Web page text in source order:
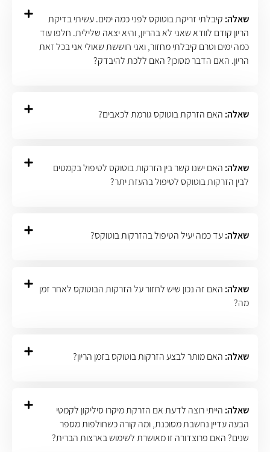
שאלה: קיבלתי זריקת בוטוקס לפני כמה ימים. עשיתי בדיקת
הריון קודם לוודא שאני לא בהריון, והיא יצאה שלילית. חלפו עוד
כמה ימים וטרם קיבלתי מחזור, ואני חוששת שאולי אני בכל זאת
הריון. האם הדבר מסוכן? האם ללכת להיבדק?
שאלה: האם הזרקת בוטוקס גורמת לכאבים?
שאלה: האם ישנו קשר בין הזרקות בוטוקס לטיפול בקמטים
לבין הזרקות בוטוקס לטיפול בהעזת יתר?
שאלה:עד כמה יעיל הטיפול בהזרקות בוטוקס?
שאלה: האם זה נכון שיש לחזור על הזרקות הבוטוקס לאחר זמן
מה?
שאלה: האם מותר לבצע הזרקות בוטוקס בזמן הריון?
שאלה: הייתי רוצה לדעת אם הזרקת מיקרו סיליקון לקמטי
הבעה עדיין נחשבת מסוכנת, ומה קורה כשחולפות מספר
שנים? האם פרוצדורה זו מאושרת לשימוש בארצות הברית?